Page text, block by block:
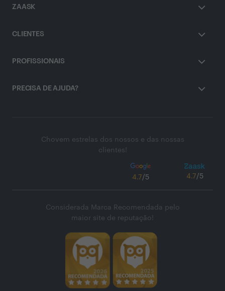
ZAASK
CLIENTES
PROFISSIONAIS
PRECISA DE AJUDA?
Chovem estrelas dos nossos e das nossas
clientes!
4.7/5 4.7/5
Considerada Marca Recomendada pelo
maior site de reputação!